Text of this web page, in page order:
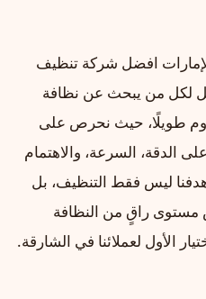
افضل شركة تنظيف
لكل من يبحث عن نظافة
طويلًا، حيث نحرص على
الدقة، السرعة، والاهتمام
ليس فقط التنظيف، بل
راقٍ من النظافة
الأول لعملائنا في الشارقة.